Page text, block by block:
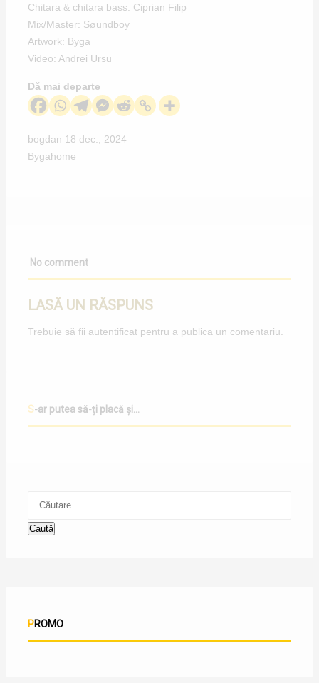
Chitara & chitara bass: Ciprian Filip
Mix/Master: Søundboy
Artwork: Byga
Video: Andrei Ursu
Dă mai departe
bogdan 18 dec., 2024
Bygahome
No comment
LASĂ UN RĂSPUNS
Trebuie să fii autentificatpentru a publica un comentariu.
S-ar putea să-ți placă și...
PROMO